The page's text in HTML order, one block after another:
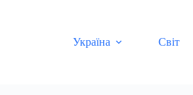
Україна
Світ